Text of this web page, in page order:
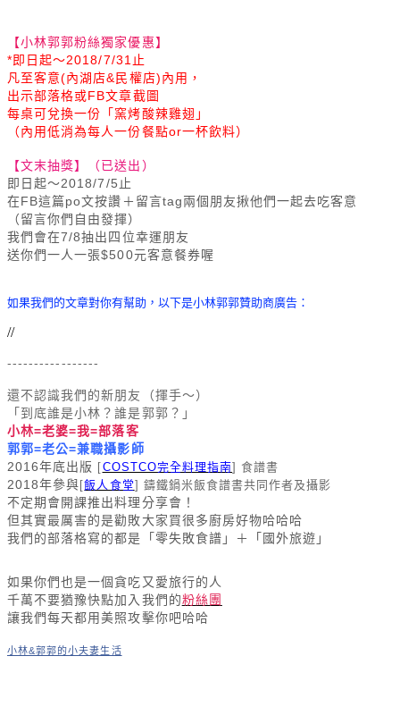
【小林郭郭粉絲獨家優惠】
*即日起～2018/7/31止
凡至客意(內湖店&民權店)內用，
出示部落格或FB文章截圖
每桌可兌換一份「窯烤酸辣雞翅」
（內用低消為每人一份餐點or一杯飲料）
【文末抽獎】（已送出）
即日起～2018/7/5止
在FB這篇po文按讚＋留言tag兩個朋友揪他們一起去吃客意
（留言你們自由發揮）
我們會在7/8抽出四位幸運朋友
送你們一人一張$500元客意餐券喔
如果我們的文章對你有幫助 ，以下是小林郭郭贊助商廣告：
//
-----------------
還不認識我們的新朋友（揮手～）
「到底誰是小林？誰是郭郭？」
小林=老婆=我=部落客
郭郭=老公=兼職攝影師
2016年底出版 [COSTCO完全料理指南] 食譜書
2018年參與 [飯人食堂] 鑄鐵鍋米飯食譜書共同作者及攝影
不定期會開課推出料理分享會！
但其實最厲害的是勸敗大家買很多廚房好物哈哈哈
我們的部落格寫的都是 「零失敗食譜」＋「國外旅遊」
如果你們也是一個貪吃又愛旅行的人
千萬不要猶豫快點加入我們的粉絲團
讓我們每天都用美照攻擊你吧哈哈
小林&郭郭的小夫妻生活